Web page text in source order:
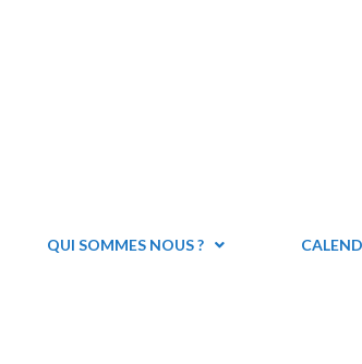
QUI SOMMES NOUS ?